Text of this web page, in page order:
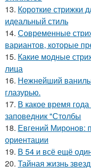
13. Короткие стрижки
идеальный стиль
14. Современные
вариантов, которые
15. Какие модные
лица
16. Нежнейший
глазурью.
17. В какое время
заповедник "Столбы
18. Евгений Миронов:
ориентации
19. В 54 и всё ещё
20. Тайная жизнь